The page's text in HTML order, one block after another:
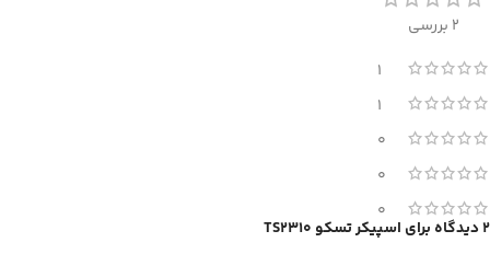
2 بررسی
1
1
0
0
0
2 دیدگاه برای اسپیکر تسکو TS2310